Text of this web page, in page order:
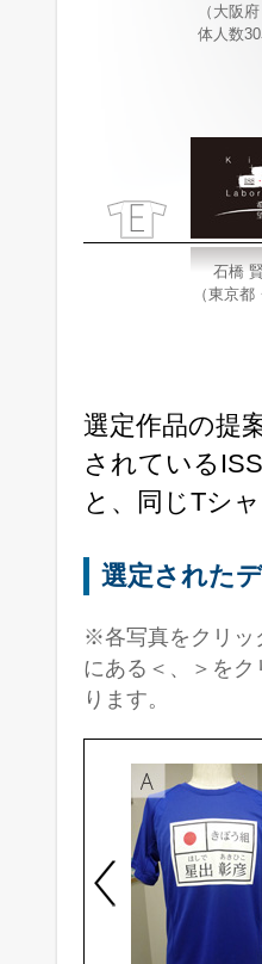
（大阪
体人数
石橋
（東京
選定作品の提
されている
と、同じTシ
選定された
※各写真をクリッ
にある＜、＞を
ります。